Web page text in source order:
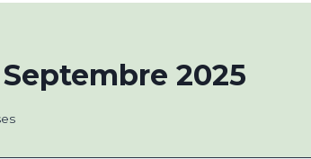
2025